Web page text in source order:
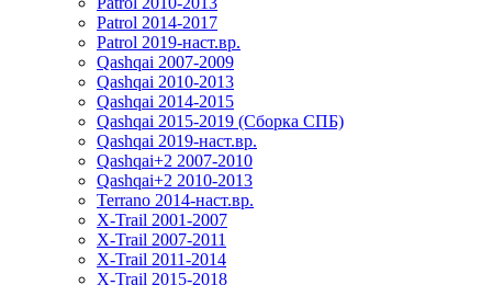
Patrol 2014-2017
Patrol 2019-наст.вр.
Qashqai 2007-2009
Qashqai 2010-2013
Qashqai 2014-2015
Qashqai 2015-2019 (Сборка СПБ)
Qashqai 2019-наст.вр.
Qashqai+2 2007-2010
Qashqai+2 2010-2013
Terrano 2014-наст.вр.
X-Trail 2001-2007
X-Trail 2007-2011
X-Trail 2011-2014
X-Trail 2015-2018